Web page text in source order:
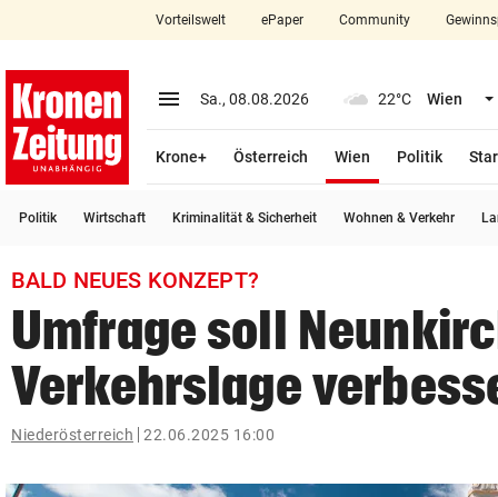
closeSchließen
account_circle Anmelden
arrow_right
bookmark
search
Suchbegriff
eingeben
Vorteilswelt ePaper Community
menu Menü aufklappen
Sa., 08.08.2026 22°C Wien
Krone+ Österreich Wien
Politik
Politik Wirtschaft Kriminalität & Sicherheit Wohnen & Verkehr
BALD NEUES KONZEPT?
Umfrage soll
Verkehrslage
Niederösterreich 22.06.2025 16:00